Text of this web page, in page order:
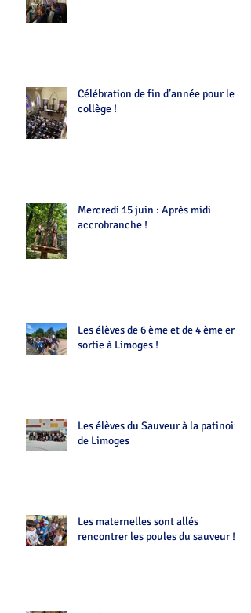
Célébration de fin d’année pour le
collège !
Mercredi 15 juin : Après midi
accrobranche !
Les élèves de 6 ème et de 4 ème en
sortie à Limoges !
Les élèves du Sauveur à la patinoire
de Limoges
Les maternelles sont allés
rencontrer les poules du sauveur !!